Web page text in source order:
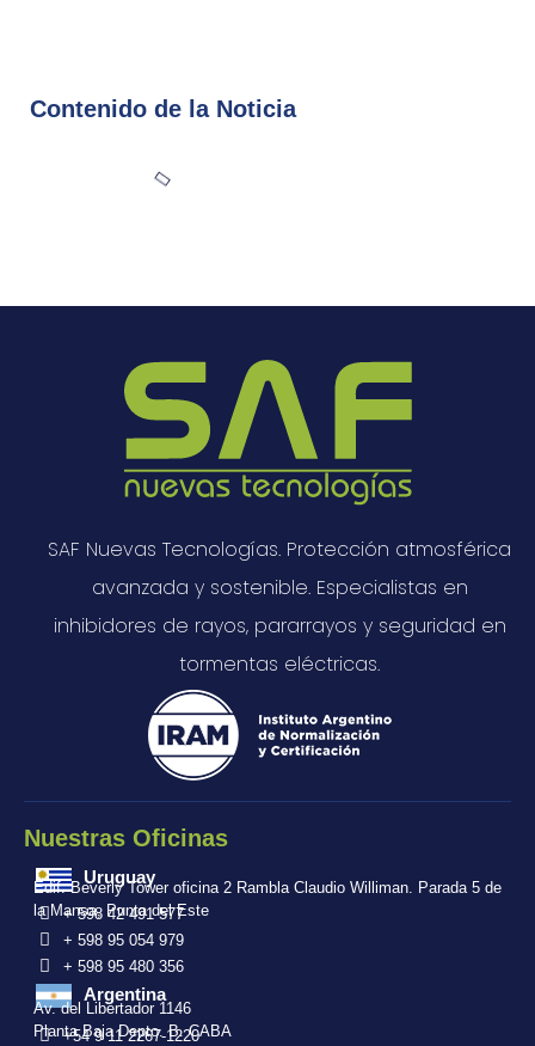
Contenido de la Noticia
SAF Nuevas Tecnologías. Protección atmosférica
avanzada y sostenible. Especialistas en
inhibidores de rayos, pararrayos y seguridad en
tormentas eléctricas.
Nuestras Oficinas
Uruguay
Edif. Beverly Tower oficina 2 Rambla Claudio Williman. Parada 5 de
la Mansa, Punta del Este
+ 598 42 491 577
+ 598 95 054 979
+ 598 95 480 356
Argentina
Av. del Libertador 1146
Planta Baja Depto. B. CABA
+54 9 11 2267-1220